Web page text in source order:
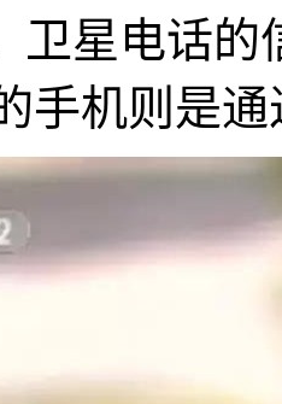
卫星电话
手机则是